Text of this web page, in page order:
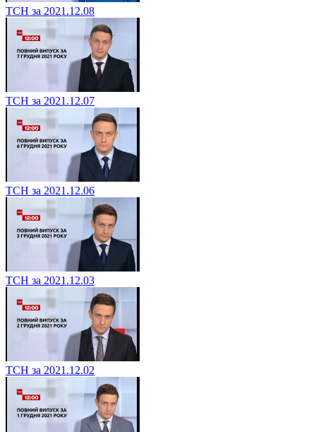
ТСН за 2021.12.08
ТСН за 2021.12.07
ТСН за 2021.12.06
ТСН за 2021.12.03
ТСН за 2021.12.02